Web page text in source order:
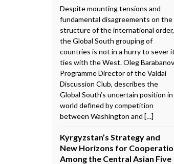
Despite mounting tensions and
fundamental disagreements on the
structure of the international order,
the Global South grouping of
countries is not in a hurry to sever
ties with the West. Oleg
Programme Director of the Valdai
Discussion Club, describes the
Global South’s uncertain position in
world defined by competition
between Washington and […]
Kyrgyzstan’s Strategy and
New Horizons for
Among the Central Asian Five